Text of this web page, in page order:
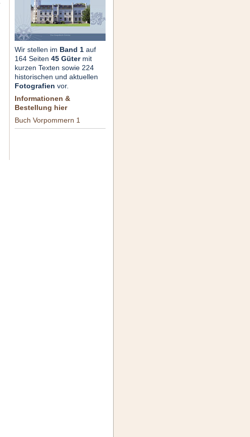
Wir stellen im Band 1auf
164 Seiten 45 Gütermit
kurzen Texten sowie 224
historischen und aktuellen
Fotografien vor.
Informationen &
Bestellung hier
Buch Vorpommern 1